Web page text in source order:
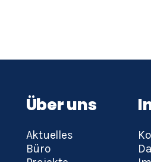
Über uns
Navigation
überspringen
Aktuelles
Büro